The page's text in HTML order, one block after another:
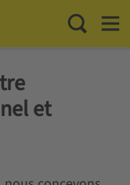
Toggle
et